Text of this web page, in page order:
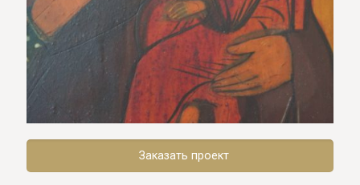
Заказать проект